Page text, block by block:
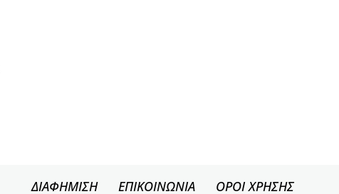
ΔΙΑΦΗΜΙΣΗ ΕΠΙΚΟΙΝΩΝΙΑ ΟΡΟΙ ΧΡΗΣΗΣ